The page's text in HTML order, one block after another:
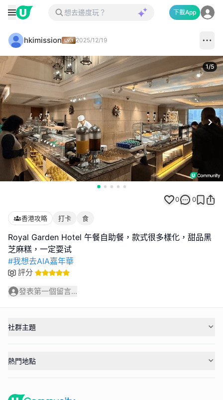
下載App
hkimission 2025/12/19
1/5
0 0
香港攻略 打卡 食
Royal Garden Hotel 午餐自助餐，款式很多樣化，甜品黑
#我想去AIA嘉年華
評分
發表第一個留言...
社群主題
熱門地點